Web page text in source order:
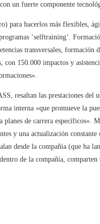
un fuerte componente
para hacerlos más flexibles,
‘selftraining’.
transversales,
150.000 impactos y
resaltan las prestaciones del
interna «que promueve la
planes de carrera específicos».
y una actualización
desde la compañía (que ha
de la compañía,